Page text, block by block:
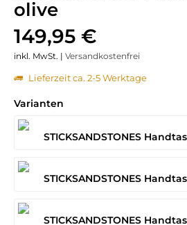
olive
149,95 €
inkl. MwSt. | Versandkostenfrei
Lieferzeit ca. 2-5 Werktage
Varianten